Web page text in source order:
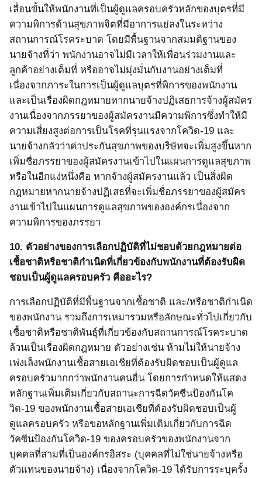
เลื่อนขั้นให้พนักงานที่เป็นผู้ดูแลครอบครัวหลักของบุตรที่มี
ความพิการด้านสุขภาพจิตที่มีอาการแย่ลงในระหว่าง
สถานการณ์โรคระบาด โดยมีพื้นฐานจากสมมติฐานของ
นายจ้างที่ว่า พนักงานอาจไม่มีเวลาให้เพื่อนร่วมงานและ
ลูกค้าอย่างเต็มที่ หรืออาจไม่มุ่งมั่นกับงานอย่างเต็มที่
เนื่องจากภาระในการเป็นผู้ดูแลบุตรที่พิการของพนักงาน
และเป็นเรื่องผิดกฎหมายหากนายจ้างปฏิเสธการจ้างผู้สมัคร
งานเนื่องจากภรรยาของผู้สมัครงานมีความพิการซึ่งทำให้มี
ความเสี่ยงสูงต่อการเป็นโรคที่รุนแรงจากโควิด-19 และ
นายจ้างกลัวว่าค่าประกันสุขภาพของบริษัทจะเพิ่มสูงขึ้นหาก
เพิ่มชื่อภรรยาของผู้สมัครงานเข้าไปในแผนการดูแลสุขภาพ
หรือในอีกแง่หนึ่งคือ หากจ้างผู้สมัครงานแล้ว เป็นสิ่งผิด
กฎหมายหากนายจ้างปฏิเสธที่จะเพิ่มชื่อภรรยาของผู้สมัคร
งานเข้าไปในแผนการดูแลสุขภาพขององค์กรเนื่องจาก
ความพิการของภรรยา
10. ตัวอย่างของการเลือกปฏิบัติที่ไม่ชอบด้วยกฎหมายต่อ
เชื้อชาติหรือชาติกำเนิดที่เกี่ยวข้องกับพนักงานที่ต้องรับผิด
ชอบเป็นผู้ดูแลครอบครัว คืออะไร?
การเลือกปฏิบัติที่มีพื้นฐานจากเชื้อชาติ และ/หรือชาติกำเนิด
ของพนักงาน รวมถึงการเหมารวมหรือลักษณะทั่วไปเกี่ยวกับ
เชื้อชาติหรือชาติพันธุ์ที่เกี่ยวข้องกับสถานการณ์โรคระบาด
ล้วนเป็นเรื่องผิดกฎหมาย ตัวอย่างเช่น ห้ามไม่ให้นายจ้าง
เพ่งเล็งพนักงานเชื้อสายเอเชียที่ต้องรับผิดชอบเป็นผู้ดูแล
ครอบครัวมากกว่าพนักงานคนอื่น โดยการกำหนดให้แสดง
หลักฐานเพิ่มเติมเกี่ยวกับสถานะการฉีดวัคซีนป้องกันโค
วิด-19 ของพนักงานเชื้อสายเอเชียที่ต้องรับผิดชอบเป็นผู้
ดูแลครอบครัว หรือขอหลักฐานเพิ่มเติมเกี่ยวกับการฉีด
วัคซีนป้องกันโควิด-19 ของครอบครัวของพนักงานจาก
บุคคลที่สามที่เป็นองค์กรอิสระ (บุคคลที่ไม่ใช่นายจ้างหรือ
ตัวแทนของนายจ้าง) เนื่องจากโควิด-19ได้รับการระบุครั้ง